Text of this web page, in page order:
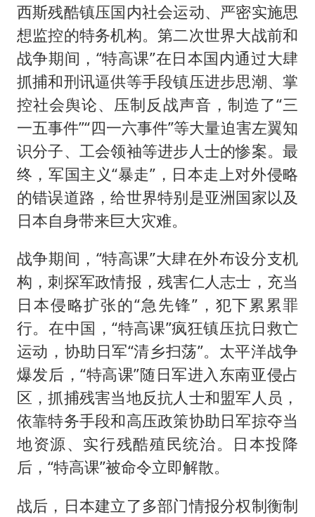
西斯残酷镇压国内社会运动、严密实施思
想监控的特务机构。第二次世界大战前和
战争期间，“特高课”在日本国内通过大肆
抓捕和刑讯逼供等手段镇压进步思潮、掌
控社会舆论、压制反战声音，制造了“三
一五事件”“四一六事件”等大量迫害左翼知
识分子、工会领袖等进步人士的惨案。最
终，军国主义“暴走”，日本走上对外侵略
的错误道路，给世界特别是亚洲国家以及
日本自身带来巨大灾难。
战争期间，“特高课”大肆在外布设分支机
构，刺探军政情报，残害仁人志士，充当
日本侵略扩张的“急先锋”，犯下累累罪
行。在中国，“特高课”疯狂镇压抗日救亡
运动，协助日军“清乡扫荡”。太平洋战争
爆发后，“特高课”随日军进入东南亚侵占
区，抓捕残害当地反抗人士和盟军人员，
依靠特务手段和高压政策协助日军掠夺当
地资源、实行残酷殖民统治。日本投降
后，“特高课”被命令立即解散。
战后，日本建立了多部门情报分权制衡制